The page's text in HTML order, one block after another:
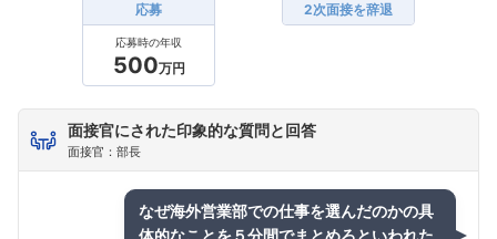
応募
応募時の年収
500万円
2次面接を辞退
面接官にされた印象的な質問と回答
面接官：部長
なぜ海外営業部での仕事を選んだのかの具